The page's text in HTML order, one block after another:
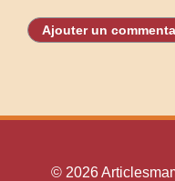
Ajouter un
© 2026